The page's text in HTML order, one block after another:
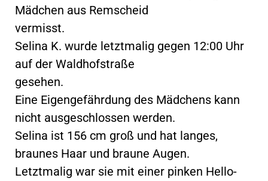
Mädchen aus Remscheid
vermisst.
Selina K. wurde letztmalig gegen 12:00 Uhr
auf der Waldhofstraße
gesehen.
Eine Eigengefährdung des Mädchens kann
nicht ausgeschlossen werden.
Selina ist 156 cm groß und hat langes,
braunes Haar und braune Augen.
Letztmalig war sie mit einer pinken Hello-